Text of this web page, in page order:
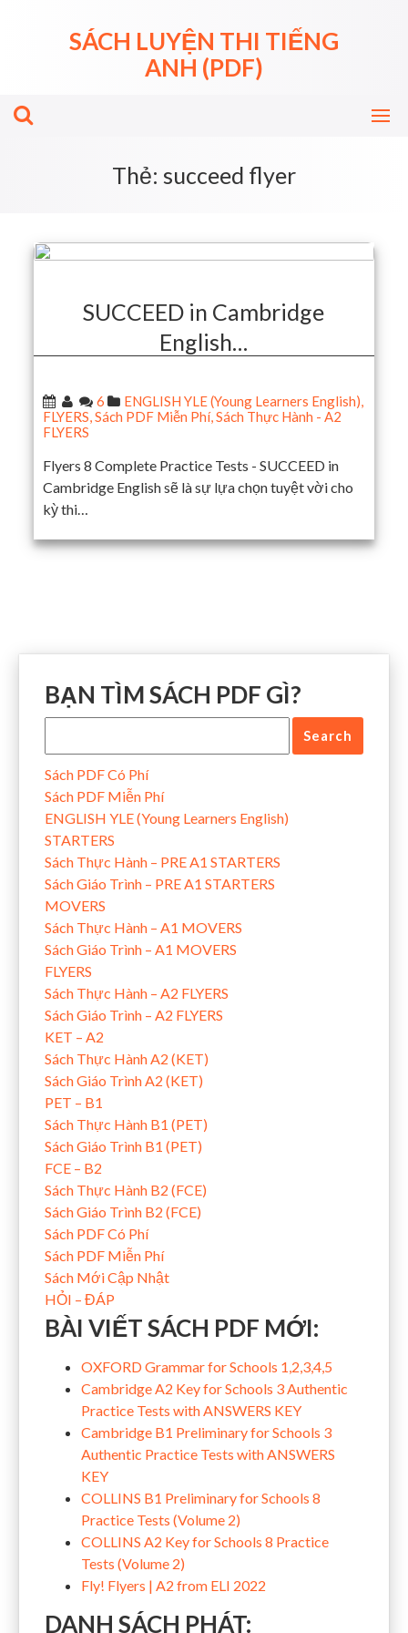
SÁCH LUYỆN THI TIẾNG
ANH (PDF)
Thẻ: succeed flyer
SUCCEED in Cambridge
English…
6 ENGLISH YLE (Young Learners English),
FLYERS,Sách PDF Miễn Phí,Sách Thực Hành - A2
FLYERS
Flyers 8 Complete Practice Tests - SUCCEED in
Cambridge English sẽ là sự lựa chọn tuyệt vời cho
kỳ thi…
BẠN TÌM SÁCH PDF GÌ?
Sách PDF Có Phí
Sách PDF Miễn Phí
ENGLISH YLE (Young Learners English)
STARTERS
Sách Thực Hành – PRE A1 STARTERS
Sách Giáo Trình – PRE A1 STARTERS
MOVERS
Sách Thực Hành – A1 MOVERS
Sách Giáo Trình – A1 MOVERS
FLYERS
Sách Thực Hành – A2 FLYERS
Sách Giáo Trình – A2 FLYERS
KET – A2
Sách Thực Hành A2 (KET)
Sách Giáo Trình A2 (KET)
PET – B1
Sách Thực Hành B1 (PET)
Sách Giáo Trình B1 (PET)
FCE – B2
Sách Thực Hành B2 (FCE)
Sách Giáo Trình B2 (FCE)
Sách PDF Có Phí
Sách PDF Miễn Phí
Sách Mới Cập Nhật
HỎI – ĐÁP
BÀI VIẾT SÁCH PDF MỚI:
OXFORD Grammar for Schools 1,2,3,4,5
Cambridge A2 Key for Schools 3 Authentic
Practice Tests with ANSWERS KEY
Cambridge B1 Preliminary for Schools 3
Authentic Practice Tests with ANSWERS
KEY
COLLINS B1 Preliminary for Schools 8
Practice Tests (Volume 2)
COLLINS A2 Key for Schools 8 Practice
Tests (Volume 2)
Fly! Flyers | A2 from ELI 2022
DANH SÁCH PHÁT: